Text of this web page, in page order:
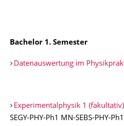
Bachelor 1. Semester
Datenauswertung im
Experimentalphysik 1 (fakultativ)
SEGY-PHY-Ph1 MN-SEBS-PHY-